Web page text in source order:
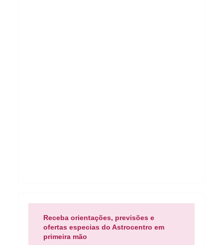
Receba orientações, previsões e
ofertas especias do Astrocentro em
primeira mão